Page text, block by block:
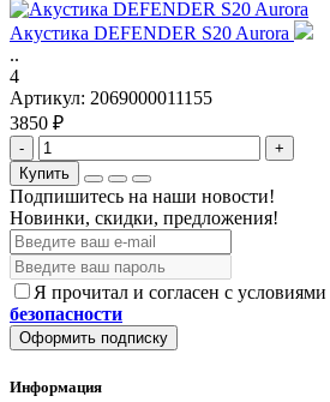
Акустика DEFENDER S20 Aurora
..
4
Артикул: 2069000011155
3850 ₽
-
+
Купить
Подпишитесь на наши новости!
Новинки, скидки, предложения!
Я прочитал и согласен с условиями
безопасности
Оформить подписку
Информация